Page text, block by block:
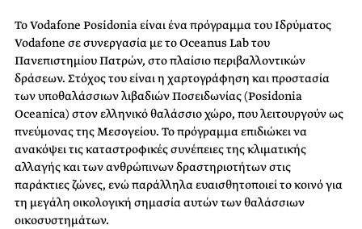
Το Vodafone Posidonia είναι ένα πρόγραμμα του Ιδρύματος
Vodafone σε συνεργασία με το Oceanus Lab του
Πανεπιστημίου Πατρών, στο πλαίσιο περιβαλλοντικών
δράσεων. Στόχος του είναι η χαρτογράφηση και προστασία
των υποθαλάσσιων λιβαδιών Ποσειδωνίας (Posidonia
Oceanica) στον ελληνικό θαλάσσιο χώρο, που λειτουργούν ως
πνεύμονας της Μεσογείου. Το πρόγραμμα επιδιώκει να
ανακόψει τις καταστροφικές συνέπειες της κλιματικής
αλλαγής και των ανθρώπινων δραστηριοτήτων στις
παράκτιες ζώνες, ενώ παράλληλα ευαισθητοποιεί το κοινό για
τη μεγάλη οικολογική σημασία αυτών των θαλάσσιων
οικοσυστημάτων.